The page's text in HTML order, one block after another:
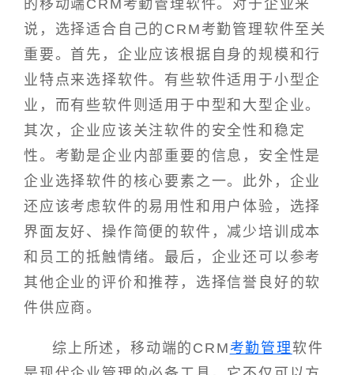
的移动端CRM考勤管理软件。对于企业来
说，选择适合自己的CRM考勤管理软件至关
重要。首先，企业应该根据自身的规模和行
业特点来选择软件。有些软件适用于小型企
业，而有些软件则适用于中型和大型企业。
其次，企业应该关注软件的安全性和稳定
性。考勤是企业内部重要的信息，安全性是
企业选择软件的核心要素之一。此外，企业
还应该考虑软件的易用性和用户体验，选择
界面友好、操作简便的软件，减少培训成本
和员工的抵触情绪。最后，企业还可以参考
其他企业的评价和推荐，选择信誉良好的软
件供应商。
综上所述，移动端的CRM考勤管理软件